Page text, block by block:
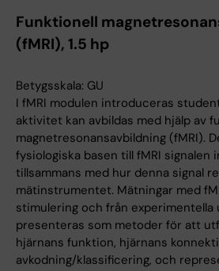
Funktionell
(fMRI), 1.5 hp
Betygsskala: GU
I fMRI modulen introduceras
aktivitet kan avbildas med hjälp av
magnetresonansavbildning (fMRI).
fysiologiska basen till fMRI signalen
tillsammans med hur denna signal
mätinstrumentet. Mätningar med
stimulering och från experimentella
presenteras som metoder för att
hjärnans funktion, hjärnans
avkodning/klassificering, och